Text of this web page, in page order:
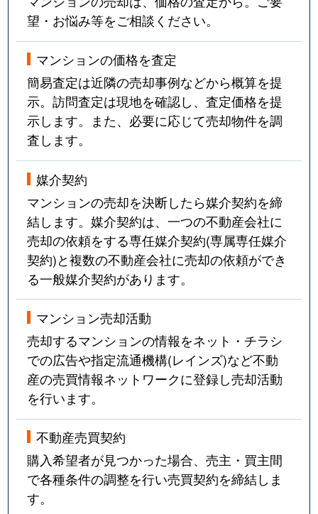
望・お悩み等をご相談ください。
マンションの価格を査定
簡易査定は近隣の売却事例などから概算を提
示。訪問査定は現地を確認し、査定価格を提
示します。また、必要に応じて売却物件を調
査します。
媒介契約
マンションの売却を決断したら媒介契約を締
結します。媒介契約は、一つの不動産会社に
売却の依頼をする専任媒介契約(専属専任媒介
契約)と複数の不動産会社に売却の依頼ができ
る一般媒介契約があります。
マンション売却活動
売却するマンションの情報をネット・チラシ
での広告や指定流通機構(レインズ)など不動
産の売買情報ネットワークに登録し売却活動
を行います。
不動産売買契約
購入希望者が見つかった場合、売主・買主間
で各種条件の調整を行い売買契約を締結しま
す。